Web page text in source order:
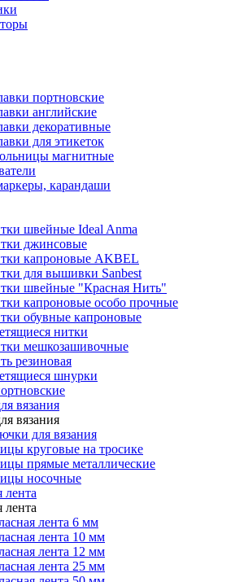
портновские
английские
декоративные
для этикеток
магнитные
карандаши
швейные Ideal Anma
джинсовые
капроновые AKBEL
для вышивки Sanbest
швейные "Красная Нить"
капроновые особо прочные
обувные капроновые
нитки
мешкозашивочные
резиновая
шнурки
вязания
вязания
для вязания
круговые на тросике
прямые металлические
носочные
лента
лента
лента 6 мм
лента 10 мм
лента 12 мм
лента 25 мм